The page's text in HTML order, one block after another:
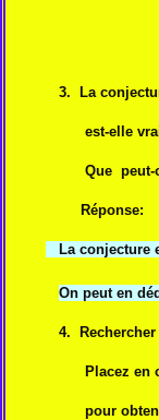
3. La conjecture
est-elle
Que peut-on
Réponse:
La conjecture
On peut en
4. Rechercher la
Placez en
pour obtenir le